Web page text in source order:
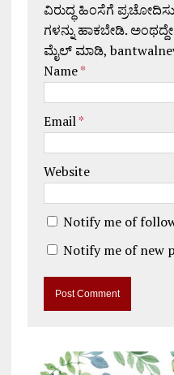
ವಿರುದ್ಧ ಹಿಂಸೆಗೆ
ಗಳನ್ನು ಹಾಕಬೇಡಿ.
ಮೈಲ್ ಮಾಡಿ,
Name*
Email*
Website
Notify me of
Notify me of new
t